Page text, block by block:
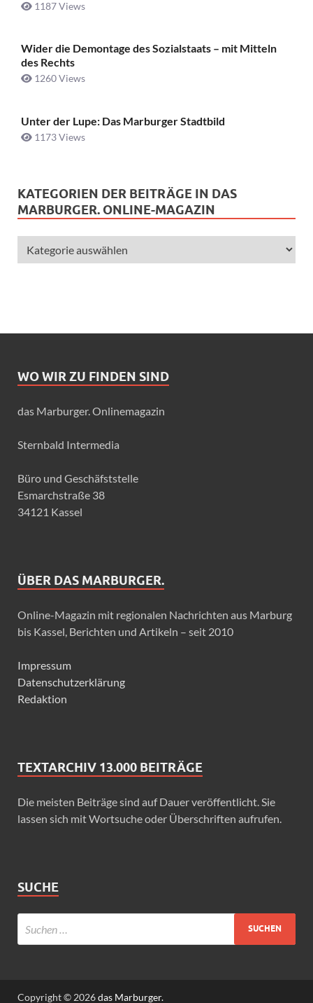
1187 Views
Wider die Demontage des Sozialstaats – mit Mitteln
des Rechts
1260 Views
Unter der Lupe: Das Marburger Stadtbild
1173 Views
KATEGORIEN DER BEITRÄGE IN DAS
MARBURGER. ONLINE-MAGAZIN
WO WIR ZU FINDEN SIND
das Marburger. Onlinemagazin
Sternbald Intermedia
Büro und Geschäfststelle
Esmarchstraße 38
34121 Kassel
ÜBER DAS MARBURGER.
Online-Magazin mit regionalen Nachrichten aus Marburg
bis Kassel, Berichten und Artikeln – seit 2010
Impressum
Datenschutzerklärung
Redaktion
TEXTARCHIV 13.000 BEITRÄGE
Die meisten Beiträge sind auf Dauer veröffentlicht. Sie
lassen sich mit Wortsuche oder Überschriften aufrufen.
SUCHE
Copyright © 2026das Marburger.